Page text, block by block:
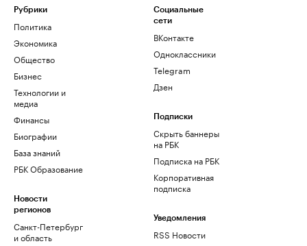
Рубрики
Политика
Экономика
Общество
Бизнес
Технологии и
медиа
Финансы
Биографии
База знаний
РБК Образование
Новости
регионов
Санкт-Петербург
и область
Социальные
сети
ВКонтакте
Одноклассники
Telegram
Дзен
Подписки
Скрыть баннеры
на РБК
Подписка на РБК
Корпоративная
подписка
Уведомления
RSS Новости